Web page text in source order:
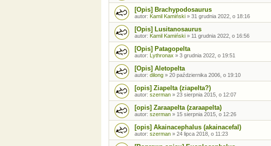
[Opis] Brachypodosaurus
autor: Kamil Kamiński » 31 grudnia 2022, o 18:16
[Opis] Lusitanosaurus
autor: Kamil Kamiński » 11 grudnia 2022, o 16:56
[Opis] Patagopelta
autor: Lythronax » 3 grudnia 2022, o 19:51
[Opis] Aletopelta
autor: dilong » 20 października 2006, o 19:10
[opis] Ziapelta (ziapelta?)
autor: szerman » 23 sierpnia 2015, o 12:07
[opis] Zaraapelta (zaraapelta)
autor: szerman » 15 sierpnia 2015, o 12:26
[opis] Akainacephalus (akainacefal)
autor: szerman » 24 lipca 2018, o 11:23